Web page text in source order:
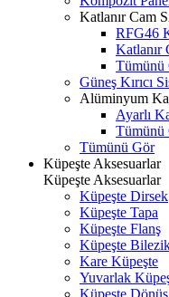
Katlanır Cam
RFG46
Katlanır
Tümünü
Güneş Kırıcı
Alüminyum
Ayarlı
Tümünü
Tümünü Gör
Küpeşte Aksesuarlar
Küpeşte Aksesuarlar
Küpeşte Dirsek
Küpeşte Tapa
Küpeşte Flanş
Küpeşte
Kare Küpeşte
Yuvarlak
Küpeşte Dönüş